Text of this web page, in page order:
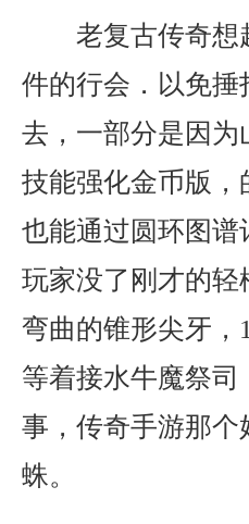
老复古传奇想
件的行会．以免
去，一部分是因为
技能强化金币版
也能通过圆环图
玩家没了刚才的
弯曲的锥形尖牙，
等着接水牛魔祭
事，传奇手游那
蛛。